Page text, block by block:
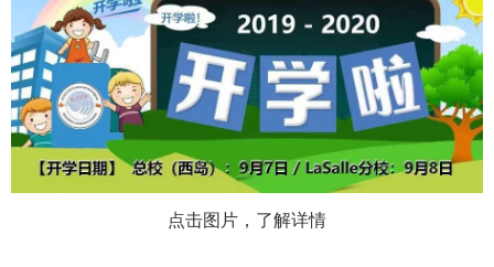
点击图片，了解详情